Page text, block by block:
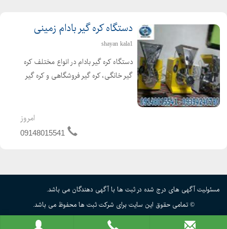
دستگاه کره گیر بادام زمینی
shayan kala1
دستگاه کره گیر بادام در انواع مختلف کره
گیر خانگی، کره گیر فروشگاهی و کره گیر
لحاظ درآمدزایی نیز گزینه خوبی به شمار
امروز
09148015541
مسئولیت آگهی های درج شده در ثبت ها با آگهی دهندگان می باشد.
© تمامی حقوق این سایت برای شرکت ثبت ها محفوظ می باشد.